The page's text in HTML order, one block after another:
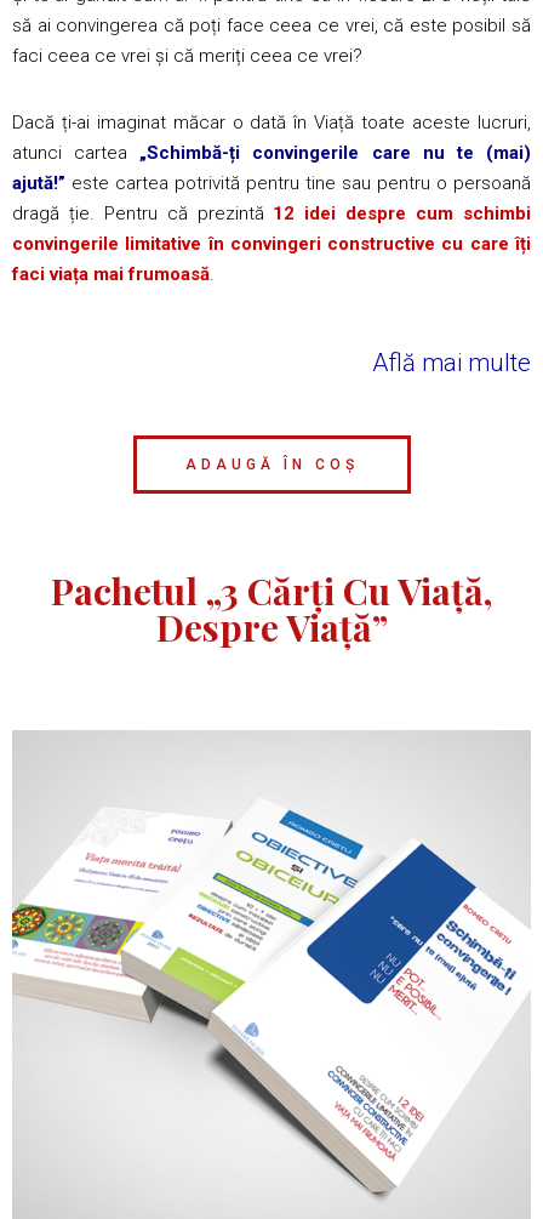
să ai convingerea că poți face ceea ce vrei, că este posibil să
faci ceea ce vrei și că meriți ceea ce vrei?
Dacă ți-ai imaginat măcar o dată în Viață toate aceste lucruri,
atunci cartea „Schimbă-ți convingerile care nu te (mai)
ajută!” este cartea potrivită pentru tine sau pentru o persoană
dragă ție. Pentru că prezintă 12 idei despre cum schimbi
convingerile limitative în convingeri constructive cu care îți
faci viața mai frumoasă
Află mai multe
ADAUGĂ ÎN COȘ
Pachetul „3 Cărți Cu Viață,
Despre Viață”